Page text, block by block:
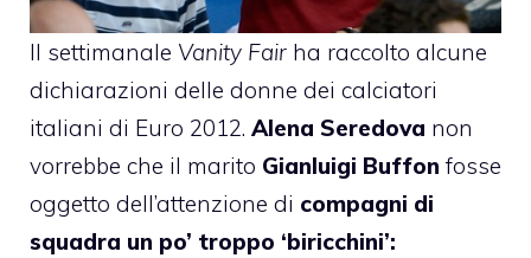
Il settimanale Vanity Fair ha raccolto alcune
dichiarazioni delle donne dei calciatori
italiani di Euro 2012. Alena Seredova non
vorrebbe che il marito Gianluigi Buffon fosse
oggetto dell’attenzione di compagni di
squadra un po’ troppo ‘biricchini’: